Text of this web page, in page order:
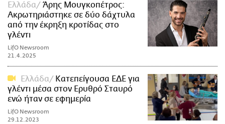
Ελλάδα
Άρης Μουγκοπέτρος:
Ακρωτηριάστηκε σε δύο δάχτυλα
από την έκρηξη κροτίδας στο
γλέντι
LifO Newsroom
21.4.2025
Ελλάδα
Κατεπείγουσα ΕΔΕ για
γλέντι μέσα στον Ερυθρό Σταυρό
ενώ ήταν σε εφημερία
LifO Newsroom
29.12.2023